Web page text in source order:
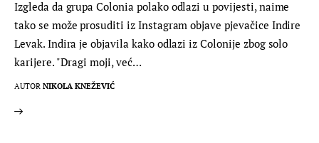
Izgleda da grupa Colonia polako odlazi u povijesti, naime
tako se može prosuditi iz Instagram objave pjevačice Indire
Levak. Indira je objavila kako odlazi iz Colonije zbog solo
karijere. "Dragi moji, već…
AUTOR NIKOLA KNEŽEVIĆ